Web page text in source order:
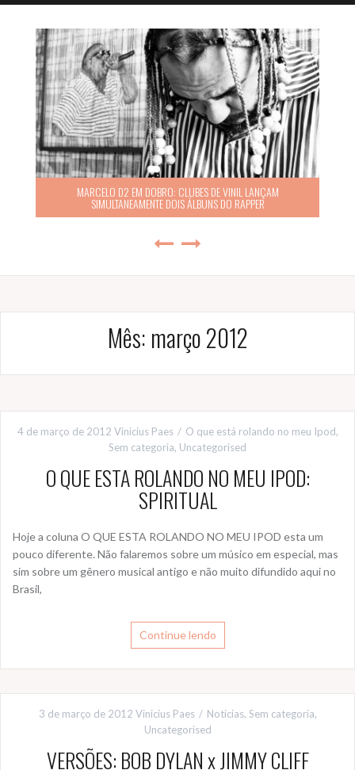
MARCELO D2 EM DOBRO: CLUBES DE VINIL LANÇAM
SIMULTANEAMENTE DOIS ÁLBUNS DO RAPPER
Mês: março 2012
4 de março de 2012 Vinicius Paes O que está rolando no meu Ipod,
Sem categoria, Uncategorised
O QUE ESTA ROLANDO NO MEU IPOD:
SPIRITUAL
Hoje a coluna O QUE ESTA ROLANDO NO MEU IPOD esta um
pouco diferente. Não falaremos sobre um músico em especial, mas
sim sobre um gênero musical antigo e não muito difundido aqui no
Brasil,
Continue lendo
3 de março de 2012 Vinicius Paes Notícias, Sem categoria,
Uncategorised
VERSÕES: BOB DYLAN x JIMMY CLIFF